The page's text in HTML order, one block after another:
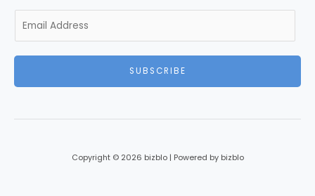
m
SUBSCRIBE
Copyright © 2026 bizblo | Powered by bizblo